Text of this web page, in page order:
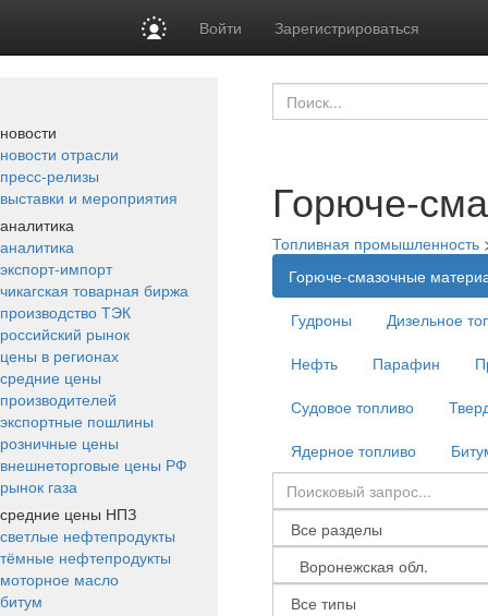
Войти Зарегистрироваться
новости
новости отрасли
пресс-релизы
выставки и мероприятия
аналитика
аналитика
экспорт-импорт
чикагская товарная биржа
производство ТЭК
российский рынок
цены в регионах
средние цены
производителей
экспортные пошлины
розничные цены
внешнеторговые цены РФ
рынок газа
средние цены НПЗ
светлые нефтепродукты
тёмные нефтепродукты
моторное масло
битум
Горюче-
Топливная промышленность
Горюче-смазочные
Гудроны
Дизельное
Нефть
Парафин
Судовое топливо
Ядерное топливо